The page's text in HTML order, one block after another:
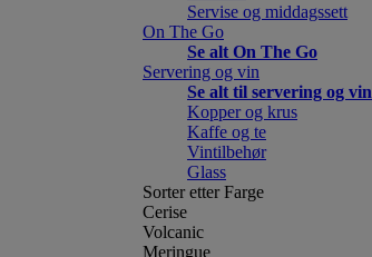
Servise og middagssett
On The Go
Se alt On The Go
Servering og vin
Se alt til servering og vin
Kopper og krus
Kaffe og te
Vintilbehør
Glass
Sorter etter Farge
Cerise
Volcanic
Meringue